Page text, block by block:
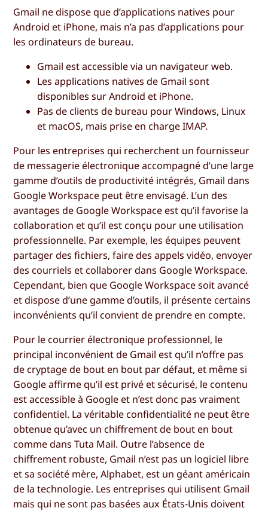
Gmail ne dispose que d’applications natives pour
Android et iPhone, mais n’a pas d’applications pour
les ordinateurs de bureau.
Gmail est accessible via un navigateur web.
Les applications natives de Gmail sont
disponibles sur Android et iPhone.
Pas de clients de bureau pour Windows, Linux
et macOS, mais prise en charge IMAP.
Pour les entreprises qui recherchent un fournisseur
de messagerie électronique accompagné d’une large
gamme d’outils de productivité intégrés, Gmail dans
Google Workspace peut être envisagé. L’un des
avantages de Google Workspace est qu’il favorise la
collaboration et qu’il est conçu pour une utilisation
professionnelle. Par exemple, les équipes peuvent
partager des fichiers, faire des appels vidéo, envoyer
des courriels et collaborer dans Google Workspace.
Cependant, bien que Google Workspace soit avancé
et dispose d’une gamme d’outils, il présente certains
inconvénients qu’il convient de prendre en compte.
Pour le courrier électronique professionnel, le
principal inconvénient de Gmail est qu’il n’offre pas
de cryptage de bout en bout par défaut, et même si
Google affirme qu’il est privé et sécurisé, le contenu
est accessible à Google et n’est donc pas vraiment
confidentiel. La véritable confidentialité ne peut être
obtenue qu’avec un chiffrement de bout en bout
comme dans Tuta Mail. Outre l’absence de
chiffrement robuste, Gmail n’est pas un logiciel libre
et sa société mère, Alphabet, est un géant américain
de la technologie. Les entreprises qui utilisent Gmail
mais qui ne sont pas basées aux États-Unis doivent